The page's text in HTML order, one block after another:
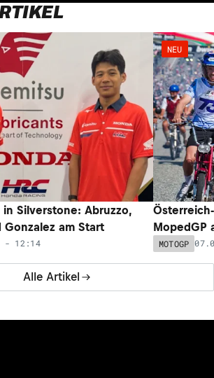
Alle Artikel
in Silverstone: Abruzzo,
am Start
- 12:14
NEU
MopedGP
MOTOGP